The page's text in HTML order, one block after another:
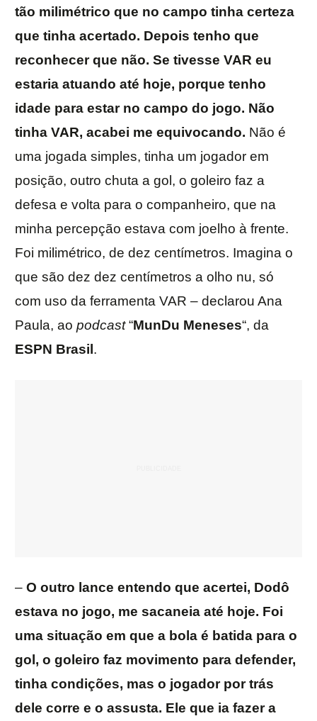
tão milimétrico que no campo tinha certeza
que tinha acertado. Depois tenho que
reconhecer que não. Se tivesse VAR eu
estaria atuando até hoje, porque tenho
idade para estar no campo do jogo. Não
tinha VAR, acabei me equivocando. Não é
uma jogada simples, tinha um jogador em
posição, outro chuta a gol, o goleiro faz a
defesa e volta para o companheiro, que na
minha percepção estava com joelho à frente.
Foi milimétrico, de dez centímetros. Imagina o
que são dez dez centímetros a olho nu, só
com uso da ferramenta VAR – declarou Ana
Paula, ao podcast“MunDu Meneses“, da
ESPN Brasil .
– O outro lance entendo que acertei, Dodô
estava no jogo, me sacaneia até hoje. Foi
uma situação em que a bola é batida para o
gol, o goleiro faz movimento para defender,
tinha condições, mas o jogador por trás
dele corre e o assusta. Ele que ia fazer a